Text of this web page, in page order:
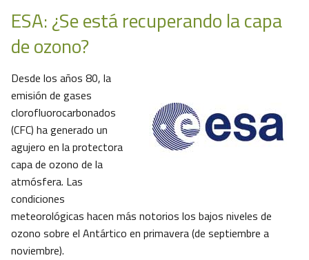
ESA: ¿Se está recuperando la capa
de ozono?
Desde los años 80, la
emisión de gases
clorofluorocarbonados
(CFC) ha generado un
agujero en la protectora
capa de ozono de la
atmósfera. Las
condiciones
meteorológicas hacen más notorios los bajos niveles de
ozono sobre el Antártico en primavera (de septiembre a
noviembre).